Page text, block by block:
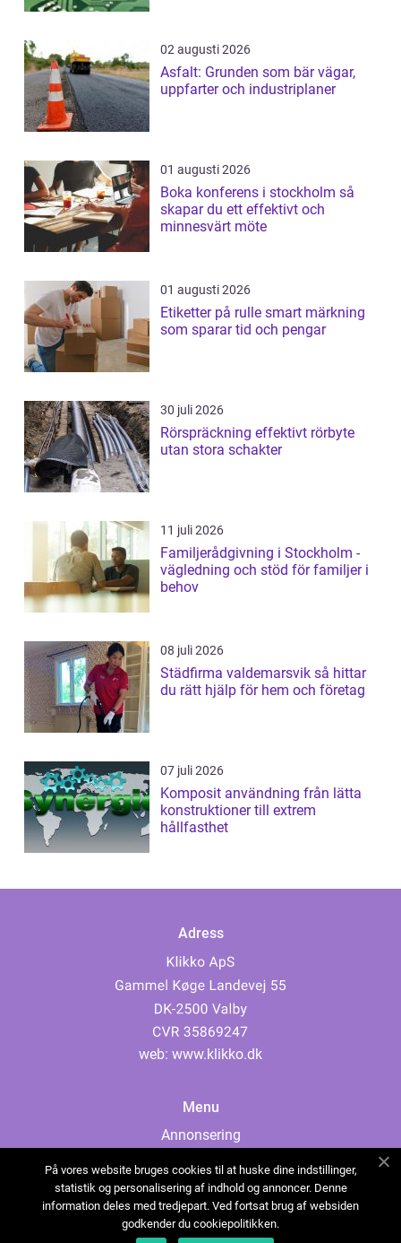
02 augusti 2026
Asfalt: Grunden som bär vägar,
uppfarter och industriplaner
01 augusti 2026
Boka konferens i stockholm så
skapar du ett effektivt och
minnesvärt möte
01 augusti 2026
Etiketter på rulle smart märkning
som sparar tid och pengar
30 juli 2026
Rörspräckning effektivt rörbyte
utan stora schakter
11 juli 2026
Familjerådgivning i Stockholm -
vägledning och stöd för familjer i
behov
08 juli 2026
Städfirma valdemarsvik så hittar
du rätt hjälp för hem och företag
07 juli 2026
Komposit användning från lätta
konstruktioner till extrem
hållfasthet
Adress
web: www.klikko.dk
Menu
Annonsering
Cookies
Kontakta oss
Sitemap
På vores website bruges cookies til at huske dine indstillinger,
statistik og personalisering af indhold og annoncer. Denne
information deles med tredjepart. Ved fortsat brug af websiden
godkender du cookiepolitikken.